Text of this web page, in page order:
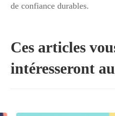
de confiance durables.
Ces articles
intéresseront